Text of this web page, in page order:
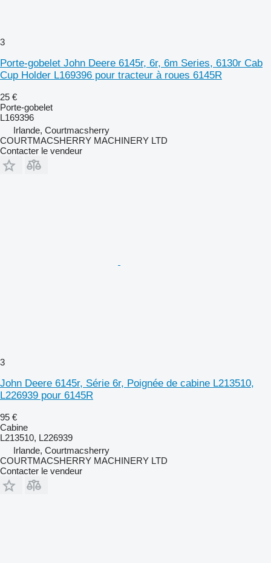
3
Porte-gobelet John Deere 6145r, 6r, 6m Series, 6130r Cab
Cup Holder L169396 pour tracteur à roues 6145R
25 €
Porte-gobelet
L169396
Irlande, Courtmacsherry
COURTMACSHERRY MACHINERY LTD
Contacter le vendeur
3
John Deere 6145r, Série 6r, Poignée de cabine L213510,
L226939 pour 6145R
95 €
Cabine
L213510, L226939
Irlande, Courtmacsherry
COURTMACSHERRY MACHINERY LTD
Contacter le vendeur